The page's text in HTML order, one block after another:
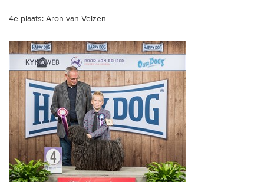
4e plaats: Aron van Velzen